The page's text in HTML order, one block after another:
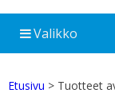
Valikko
Etusivu > Tuotteet